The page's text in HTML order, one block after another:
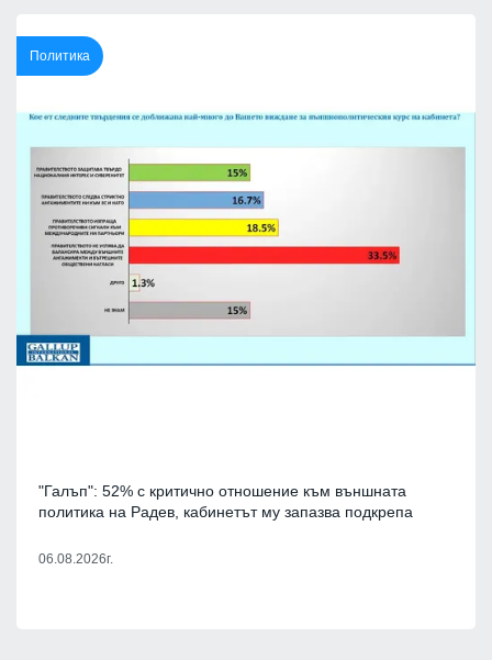
Политика
"Галъп": 52% с критично отношение към външната
политика на Радев, кабинетът му запазва подкрепа
06.08.2026г.